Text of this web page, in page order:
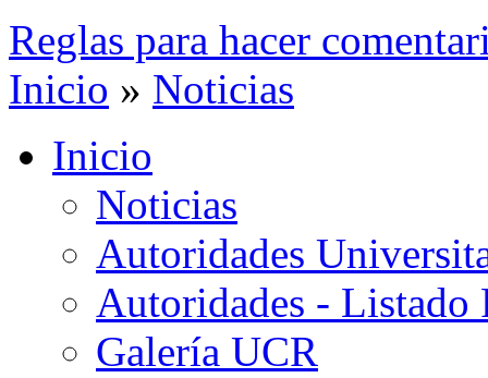
Reglas para hacer
Inicio » Noticias
Inicio
Noticias
Autoridades
Autoridades - Listado
Galería UCR